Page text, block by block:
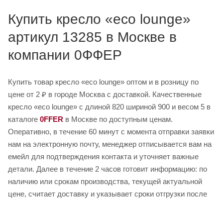
Купить кресло «eco lounge»
артикул 13285 в Москве в
компании 0ФФЕР
Купить товар кресло «eco lounge» оптом и в розницу по
цене от 2 ₽ в городе Москва с доставкой. Качественные
кресло «eco lounge» с длиной 820 шириной 900 и весом 5 в
каталоге 0FFER в Москве по доступным ценам.
Оперативно, в течение 60 минут с момента отправки заявки
нам на электронную почту, менеджер отписывается вам на
емейл для подтверждения контакта и уточняет важные
детали. Далее в течение 2 часов готовит информацию: по
наличию или срокам производства, текущей актуальной
цене, считает доставку и указывает сроки отгрузки после